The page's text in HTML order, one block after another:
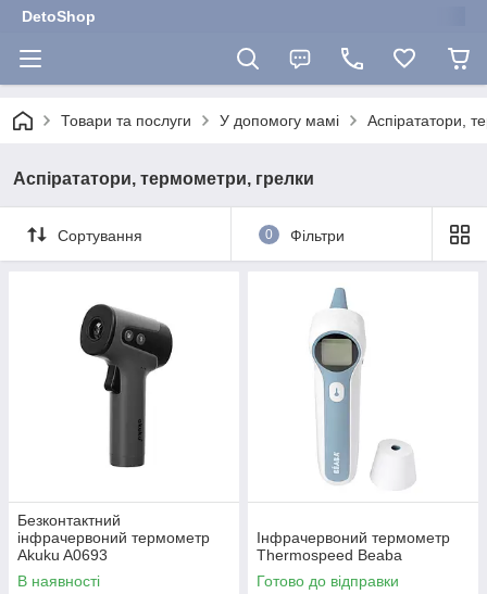
DetoShop
Товари та послуги У допомогу мамі Аспірататори,
Аспірататори, термометри, грелки
Сортування 0 Фільтри
Безконтактний
інфрачервоний термометр
Akuku A0693
В наявності
Інфрачервоний термометр
Thermospeed Beaba
Готово до відправки